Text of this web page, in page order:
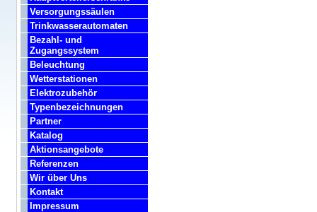
Versorgungssäulen
Trinkwasserautomaten
Bezahl- und
Zugangssystem
Beleuchtung
Wetterstationen
Elektrozubehör
Typenbezeichnungen
Partner
Katalog
Aktionsangebote
Referenzen
Wir über Uns
Kontakt
Impressum